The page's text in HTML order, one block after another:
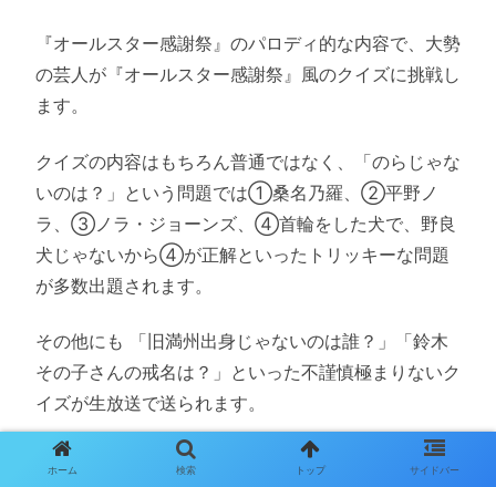
『オールスター感謝祭』のパロディ的な内容で、大勢
の芸人が『オールスター感謝祭』風のクイズに挑戦し
ます。
クイズの内容はもちろん普通ではなく、「のらじゃな
いのは？」という問題では①桑名乃羅、②平野ノ
ラ、③ノラ・ジョーンズ、④首輪をした犬で、野良
犬じゃないから④が正解といったトリッキーな問題
が多数出題されます。
その他にも 「旧満州出身じゃないのは誰？」「鈴木
その子さんの戒名は？」といった不謹慎極まりないク
イズが生放送で送られます。
深夜とは言え、生放送でギリギリまで攻めた企画を連
ホーム 検索 トップ サイドバー